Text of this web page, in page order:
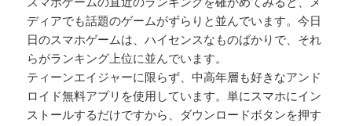
ディアでも話題のゲームがずらりと並んでいます。今日
日のスマホゲームは、ハイセンスなものばかりで、それ
らがランキング上位に並んでいます。
ティーンエイジャーに限らず、中高年層も好きなアンド
ロイド無料アプリを使用しています。単にスマホにイン
ストールするだけですから、ダウンロードボタンを押す